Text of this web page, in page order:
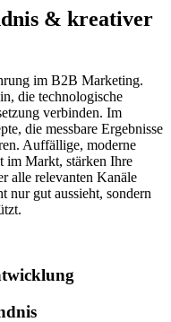
& kreativer
im B2B Marketing.
die technologische
verbinden. Im
die messbare Ergebnisse
Auffällige, moderne
im Markt, stärken Ihre
alle relevanten Kanäle
nur gut aussieht, sondern